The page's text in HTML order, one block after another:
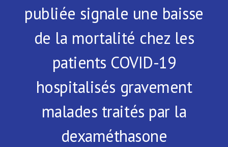
Publications
Contact
À propos de nous
publiée signale une baisse
de la mortalité chez les
patients COVID-19
hospitalisés gravement
malades traités par la
dexaméthasone